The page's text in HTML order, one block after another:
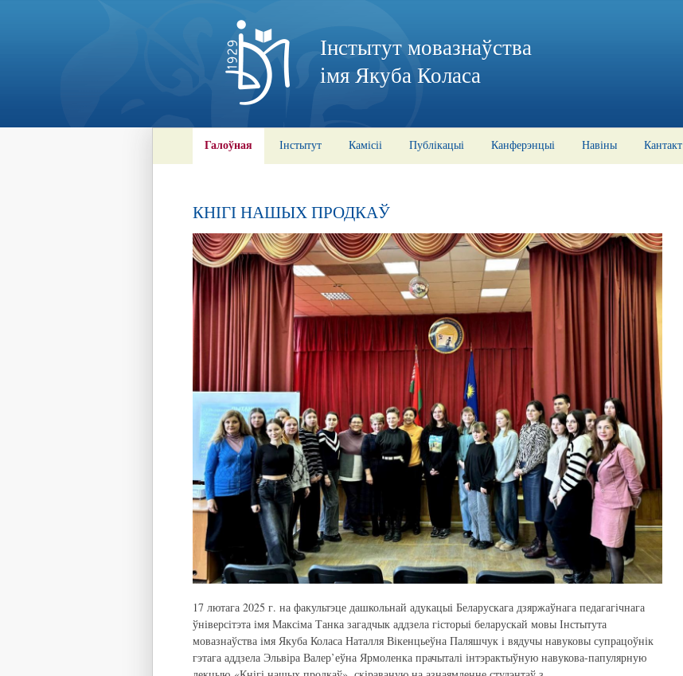
Інстытут мовазнаўства
імя Якуба Коласа
Галоўная Інстытут Камісіі Публікацыі Канферэнцыі Навіны Кантакт
КНІГІ НАШЫХ ПРОДКАЎ
17 лютага 2025 г. на факультэце дашкольнай адукацыі Беларускага дзяржаўнага педагагічнага
ўніверсітэта імя Максіма Танка загадчык аддзела гісторыі беларускай мовы Інстытута
мовазнаўства імя Якуба Коласа Наталля Вікенцьеўна Паляшчук і вядучы навуковы супрацоўнік
гэтага аддзела Эльвіра Валер’еўна Ярмоленка прачыталі інтэрактыўную навукова-папулярную